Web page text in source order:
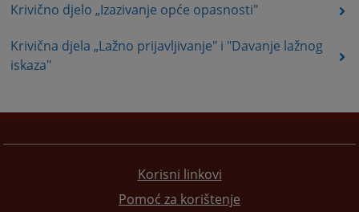
Krivično djelo „Izazivanje opće opasnosti"
Krivična djela „Lažno prijavljivanje" i "Davanje lažnog
iskaza"
Korisni linkovi
Pomoć za korištenje